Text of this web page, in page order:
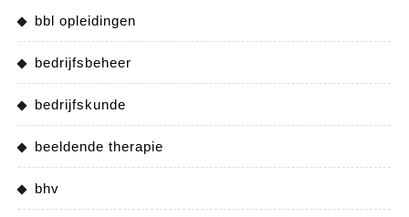
bbl opleidingen
bedrijfsbeheer
bedrijfskunde
beeldende therapie
bhv